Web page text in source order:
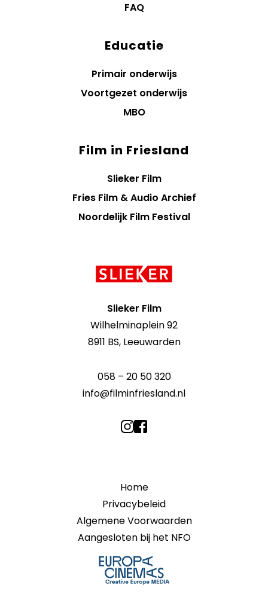
FAQ
Educatie
Primair onderwijs
Voortgezet onderwijs
MBO
Film in Friesland
Slieker Film
Fries Film & Audio Archief
Noordelijk Film Festival
Slieker Film
Wilhelminaplein 92
8911 BS, Leeuwarden
058 – 20 50 320
info@filminfriesland.nl
Home
Privacybeleid
Algemene Voorwaarden
Aangesloten bij het NFO